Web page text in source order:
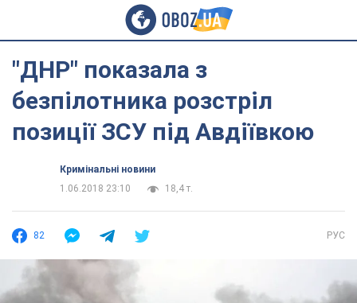
"ДНР" показала з
безпілотника розстріл
позиції ЗСУ під Авдіївкою
Кримінальні новини
1.06.2018 23:10
18,4 т.
82 РУС